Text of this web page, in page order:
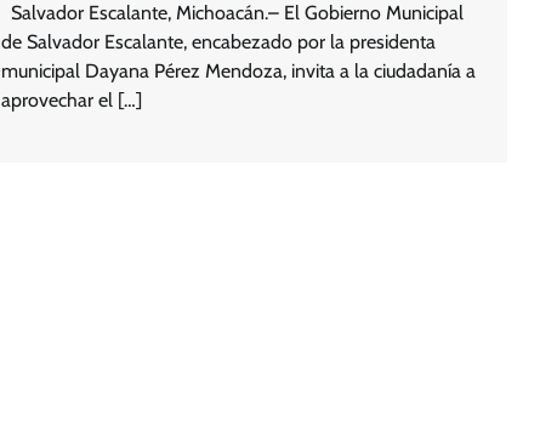
Salvador Escalante, Michoacán.– El Gobierno Municipal
de Salvador Escalante, encabezado por la presidenta
municipal Dayana Pérez Mendoza, invita a la ciudadanía a
aprovechar el […]